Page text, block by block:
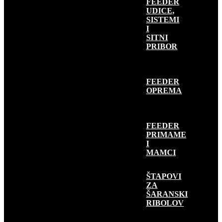
FEEDER
UDICE,
SISTEMI
I
SITNI
PRIBOR
FEEDER
OPREMA
FEEDER
PRIMAME
I
MAMCI
ŠTAPOVI
ZA
ŠARANSKI
RIBOLOV